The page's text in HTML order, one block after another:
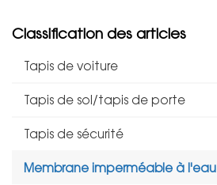
Classification des articles
Tapis de voiture
Tapis de sol/tapis de porte
Tapis de sécurité
Membrane imperméable à l'eau